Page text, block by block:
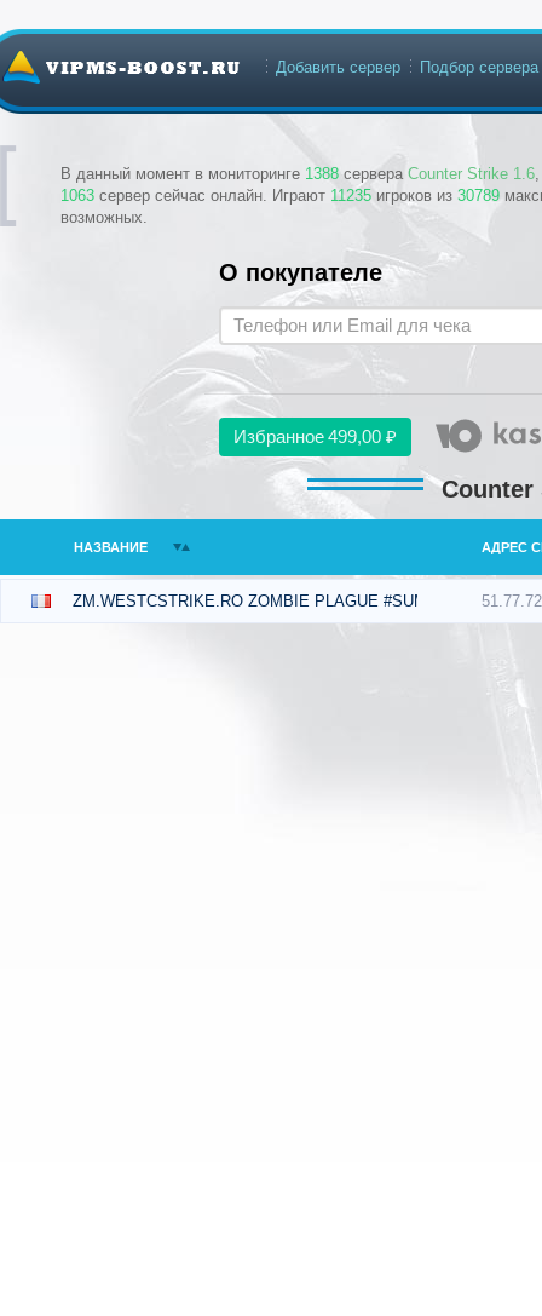
В данный момент в мониторинге 1388 сервера Counter Strike 1.6
1063 сервер сейчас онлайн. Играют 11235 игроков из 30789
возможных.
Добавить сервер Подбор сервера
О покупателе
Избранное499,00 ₽
Counter
НАЗВАНИЕ АДРЕС
ZM.WESTCSTRIKE.RO ZOMBIE PLAGUE #SUMMER UPDATE